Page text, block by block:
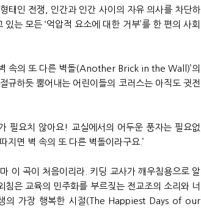
태인 전쟁, 인간과 인간 사이의 자유 의사를 차단하
는 모든 ‘억압적 요소에 대한 거부’를 한 편의 사회
속의 또 다른 벽돌(Another Brick in the Wall)’의
규하듯 뿜어내는 어린이들의 코러스는 아직도 귓전
필요치 않아요! 교실에서의 어두운 풍자는 필요없
면 벽 속의 또 다른 벽돌이라구요.’
이 곡이 처음이리라. 키딩 교사가 깨우침용으로 알
침은 교육의 민주화를 부르짖는 전교조의 소리와 너
의 가장 행복한 시절(The Happiest Days of our